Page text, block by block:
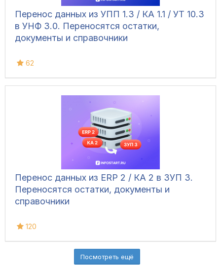
Перенос данных из УПП 1.3 / КА 1.1 / УТ 10.3
в УНФ 3.0. Переносятся остатки,
документы и справочники
62
Перенос данных из ERP 2 / КА 2 в ЗУП 3.
Переносятся остатки, документы и
справочники
120
Посмотреть ещё